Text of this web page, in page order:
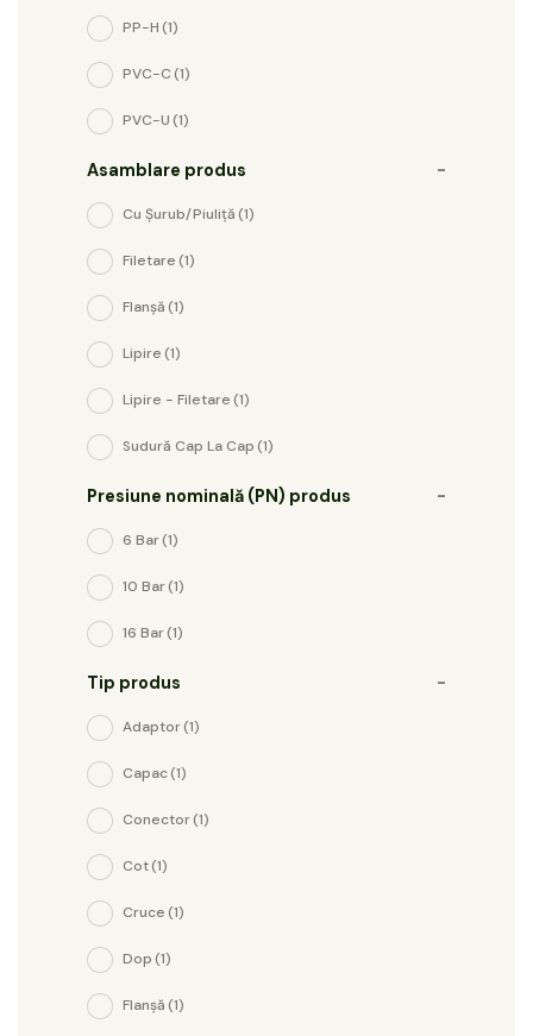
PP-H(1)
PVC-C(1)
PVC-U(1)
Asamblare produs -
Cu Șurub/piuliță(1)
Filetare(1)
Flanșă(1)
Lipire(1)
Lipire - Filetare(1)
Sudură Cap La Cap(1)
Presiune nominală (PN) produs -
6 Bar(1)
10 Bar(1)
16 Bar(1)
Tip produs -
Adaptor(1)
Capac(1)
Conector(1)
Cot(1)
Cruce(1)
Dop(1)
Flanșă(1)